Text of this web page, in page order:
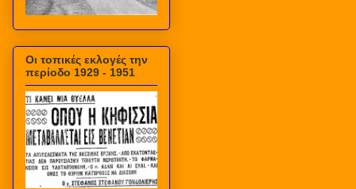
Οι τοπικές εκλογές την
περίοδο 1929 - 1951